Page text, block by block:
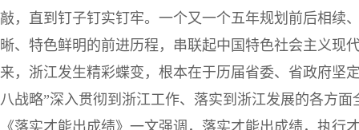
敲，直到钉子钉实钉牢。一个又一个五年规划前后相续
晰、特色鲜明的前进历程，串联起中国特色社会主义现
来，浙江发生精彩蝶变，根本在于历届省委、省政府坚
八战略”深入贯彻到浙江工作、落实到浙江发展的各方
《落实才能出成绩》一文强调，落实才能出成绩，执行